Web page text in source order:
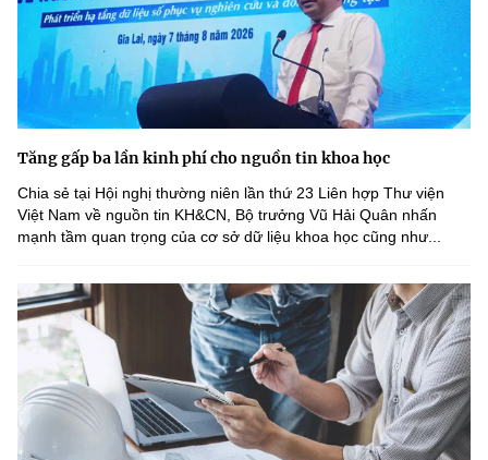
Tăng gấp ba lần kinh phí cho nguồn tin khoa học
Chia sẻ tại Hội nghị thường niên lần thứ 23 Liên hợp Thư viện
Việt Nam về nguồn tin KH&CN, Bộ trưởng Vũ Hải Quân nhấn
mạnh tầm quan trọng của cơ sở dữ liệu khoa học cũng như...